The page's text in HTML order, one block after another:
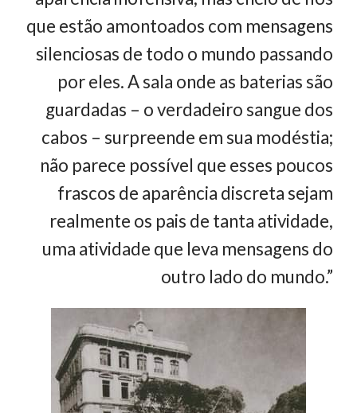
que estão amontoados com mensagens
silenciosas de todo o mundo passando
por eles. A sala onde as baterias são
guardadas – o verdadeiro sangue dos
cabos – surpreende em sua modéstia;
não parece possível que esses poucos
frascos de aparência discreta sejam
realmente os pais de tanta atividade,
uma atividade que leva mensagens do
outro lado do mundo.”